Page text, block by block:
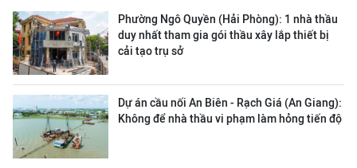
Phường Ngô Quyền (Hải Phòng): 1 nhà thầu
duy nhất tham gia gói thầu xây lắp thiết bị
cải tạo trụ sở
Dự án cầu nối An Biên - Rạch Giá (An Giang):
Không để nhà thầu vi phạm làm hỏng tiến độ